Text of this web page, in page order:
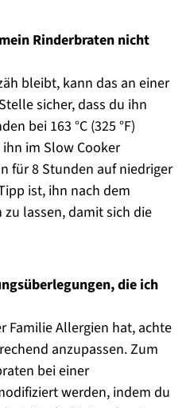
Rinderbraten nicht
bleibt, kann das an einer
sicher, dass du ihn
bei 163 °C (325 °F)
im Slow Cooker
für 8 Stunden auf niedriger
ist, ihn nach dem
lassen, damit sich die
die ich
Familie Allergien hat, achte
anzupassen. Zum
bei einer
werden, indem du